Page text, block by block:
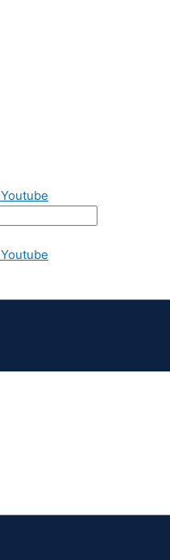
Youtube
Youtube